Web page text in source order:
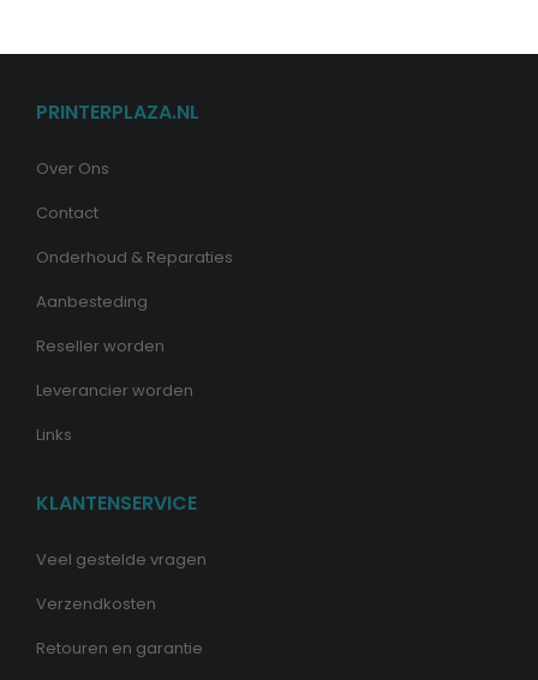
PRINTERPLAZA.NL
Over Ons
Contact
Onderhoud & Reparaties
Aanbesteding
Reseller worden
Leverancier worden
Links
KLANTENSERVICE
Veel gestelde vragen
Verzendkosten
Retouren en garantie